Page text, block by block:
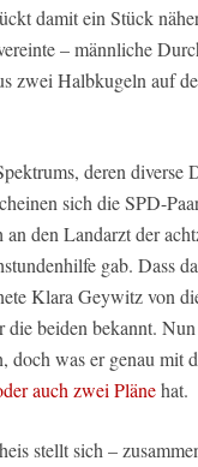
damit ein Stück
– männliche
zwei Halbkugeln auf
deren diverse
sich die SPD-
den Landarzt der
gab. Dass
Klara Geywitz von
beiden bekannt.
doch was er genau mit
auch zwei Plänehat.
stellt sich –